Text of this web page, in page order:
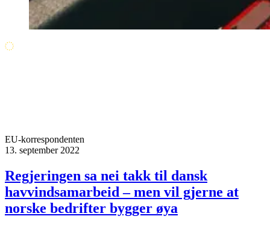
EU-korrespondenten
13. september 2022
Regjeringen sa nei takk til dansk
havvindsamarbeid – men vil gjerne at
norske bedrifter bygger øya